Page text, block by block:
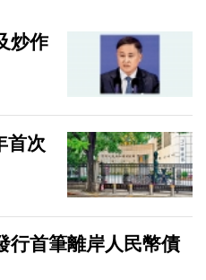
熱門
搜
尋：
施政
報告
聯儲
局
Global
炒作
首次
行首筆離岸人民幣債